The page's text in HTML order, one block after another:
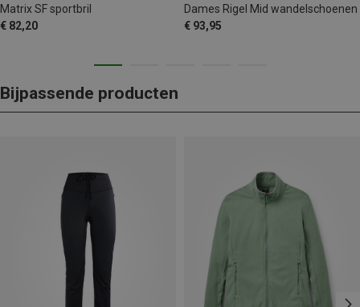
Matrix SF sportbril
€ 82,20
Dames Rigel Mid wandelschoenen
€ 93,95
Bijpassende producten